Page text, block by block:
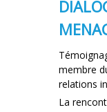
membre
relations
La